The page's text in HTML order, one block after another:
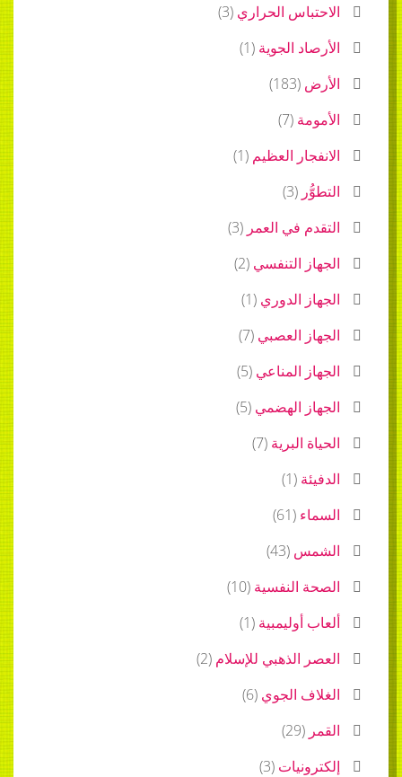
الاحتباس الحراري (
3
)
الأرصاد الجوية (
1
)
الأرض (
183
)
الأمومة (
7
)
الانفجار العظيم (
1
)
التطوُّر (
3
)
التقدم في العمر (
3
)
الجهاز التنفسي (
2
)
الجهاز الدوري (
1
)
الجهاز العصبي (
7
)
الجهاز المناعي (
5
)
الجهاز الهضمي (
5
)
الحياة البرية (
7
)
الدفيئة (
1
)
السماء (
61
)
الشمس (
43
)
الصحة النفسية (
10
)
ألعاب أوليمبية (
1
)
العصر الذهبي للإسلام (
2
)
الغلاف الجوي (
6
)
القمر (
29
)
إلكترونيات (
3
)